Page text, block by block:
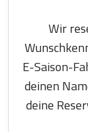
Wir
E-Saison-
deinen
deine